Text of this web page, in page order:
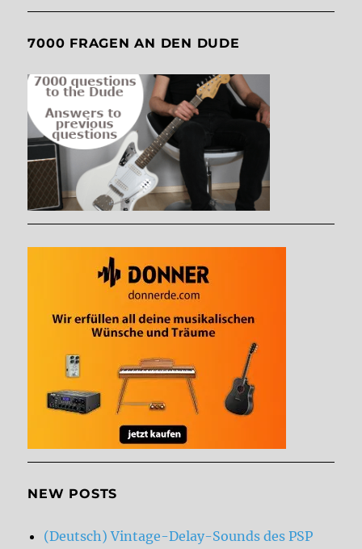
7000 FRAGEN AN DEN DUDE
NEW POSTS
(Deutsch) Vintage-Delay-Sounds des PSP